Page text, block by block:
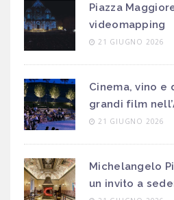
Piazza
videomapping
21 GIUGNO 2026
Cinema, vino e
grandi film
21 GIUGNO 2026
Michelangelo
un invito a